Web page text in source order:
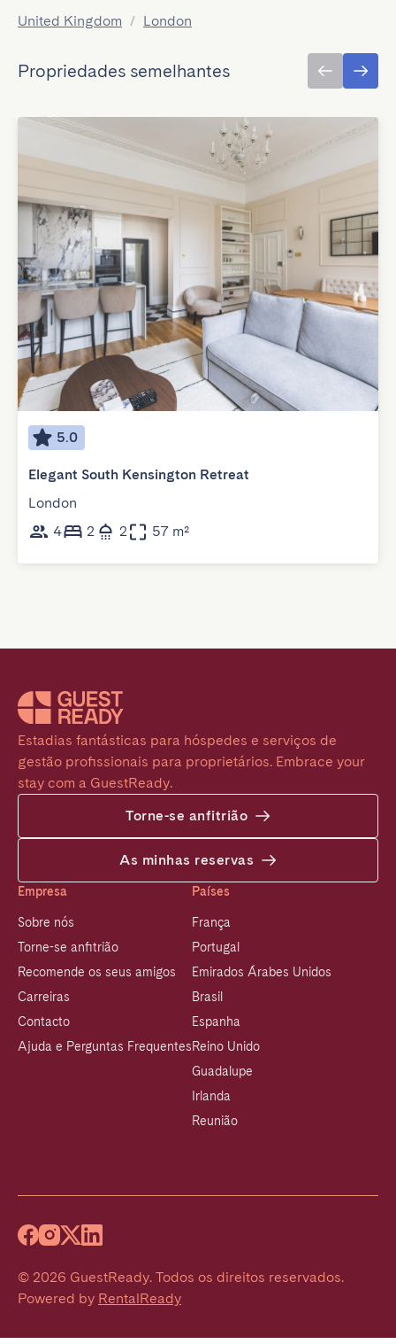
United Kingdom / London
Propriedades semelhantes
5.0
Elegant South Kensington Retreat
London
4
2 2 57 m²
Estadias fantásticas para hóspedes e serviços de
gestão profissionais para proprietários. Embrace your
stay com a GuestReady.
Torne-se anfitrião
As minhas reservas
Empresa
Sobre nós
Torne-se anfitrião
Recomende os seus amigos
Carreiras
Contacto
Ajuda e Perguntas Frequentes
Países
França
Portugal
Emirados Árabes Unidos
Brasil
Espanha
Reino Unido
Guadalupe
Irlanda
Reunião
© 2026 GuestReady. Todos os direitos reservados.
Powered by RentalReady